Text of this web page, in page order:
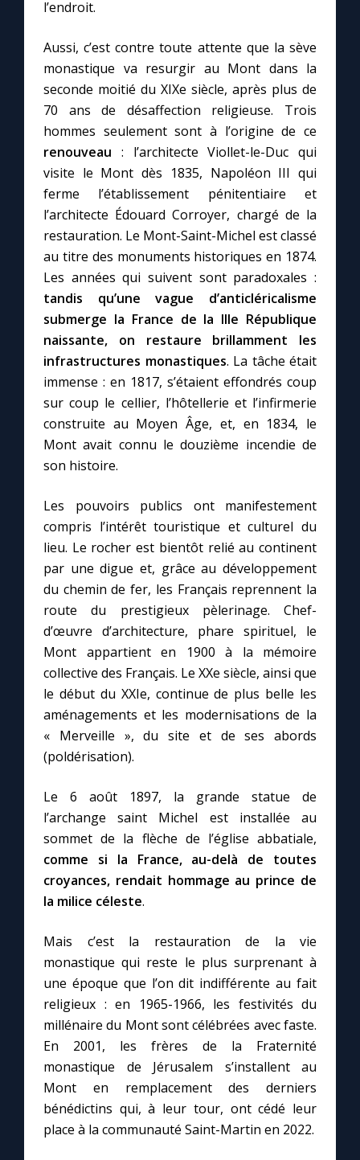
l’endroit.
Aussi, c’est contre toute attente que la sève
monastique va resurgir au Mont dans la
seconde moitié du XIXe siècle, après plus de
70 ans de désaffection religieuse. Trois
hommes seulement sont à l’origine de ce
renouveau : l’architecte Viollet-le-Duc qui
visite le Mont dès 1835, Napoléon III qui
ferme l’établissement pénitentiaire et
l’architecte Édouard Corroyer, chargé de la
restauration. Le Mont-Saint-Michel est classé
au titre des monuments historiques en 1874.
Les années qui suivent sont paradoxales :
tandis qu’une vague d’anticléricalisme
submerge la France de la IIIe République
naissante, on restaure brillamment les
infrastructures monastiques. La tâche était
immense : en 1817, s’étaient effondrés coup
sur coup le cellier, l’hôtellerie et l’infirmerie
construite au Moyen Âge, et, en 1834, le
Mont avait connu le douzième incendie de
son histoire.
Les pouvoirs publics ont manifestement
compris l’intérêt touristique et culturel du
lieu. Le rocher est bientôt relié au continent
par une digue et, grâce au développement
du chemin de fer, les Français reprennent la
route du prestigieux pèlerinage. Chef-
d’œuvre d’architecture, phare spirituel, le
Mont appartient en 1900 à la mémoire
collective des Français. Le XXe siècle, ainsi que
le début du XXIe, continue de plus belle les
aménagements et les modernisations de la
« Merveille », du site et de ses abords
(poldérisation).
Le 6 août 1897, la grande statue de
l’archange saint Michel est installée au
sommet de la flèche de l’église abbatiale,
comme si la France, au-delà de toutes
croyances, rendait hommage au prince de
la milice céleste.
Mais c’est la restauration de la vie
monastique qui reste le plus surprenant à
une époque que l’on dit indifférente au fait
religieux : en 1965-1966, les festivités du
millénaire du Mont sont célébrées avec faste.
En 2001, les frères de la Fraternité
monastique de Jérusalem s’installent au
Mont en remplacement des derniers
bénédictins qui, à leur tour, ont cédé leur
place à la communauté Saint-Martin en 2022.